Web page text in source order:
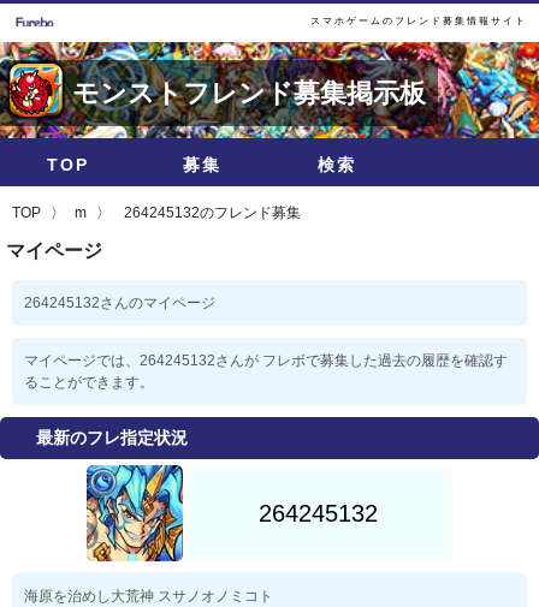
スマホゲームのフレンド募集情報サイト
モンストフレンド募集掲示板
TOP 募集 検索
TOP m 264245132のフレンド募集
マイページ
264245132さんのマイページ
マイページでは、264245132さんが フレボで募集した過去の履歴を確認す
ることができます。
最新のフレ指定状況
海原を治めし大荒神 スサノオノミコト